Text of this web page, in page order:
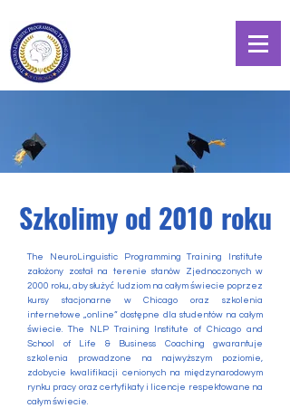
Szkolimy od 2010 roku
The NeuroLinguistic Programming Training Institute
założony został na terenie stanów Zjednoczonych w
2000 roku, aby służyć ludziom na całym świecie poprzez
kursy stacjonarne w Chicago oraz szkolenia
internetowe „online” dostępne dla studentów na całym
świecie. The NLP Training Institute of Chicago and
School of Life & Business Coaching gwarantuje
szkolenia prowadzone na najwyższym poziomie,
zdobycie kwalifikacji cenionych na międzynarodowym
rynku pracy oraz certyfikaty i licencje respektowane na
całym świecie.